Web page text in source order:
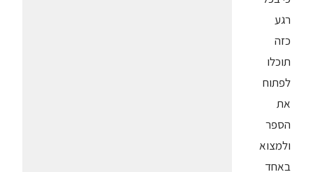
רגע
כזה
תוכלו
לפתוח
את
הספר
ולמצוא
באחד